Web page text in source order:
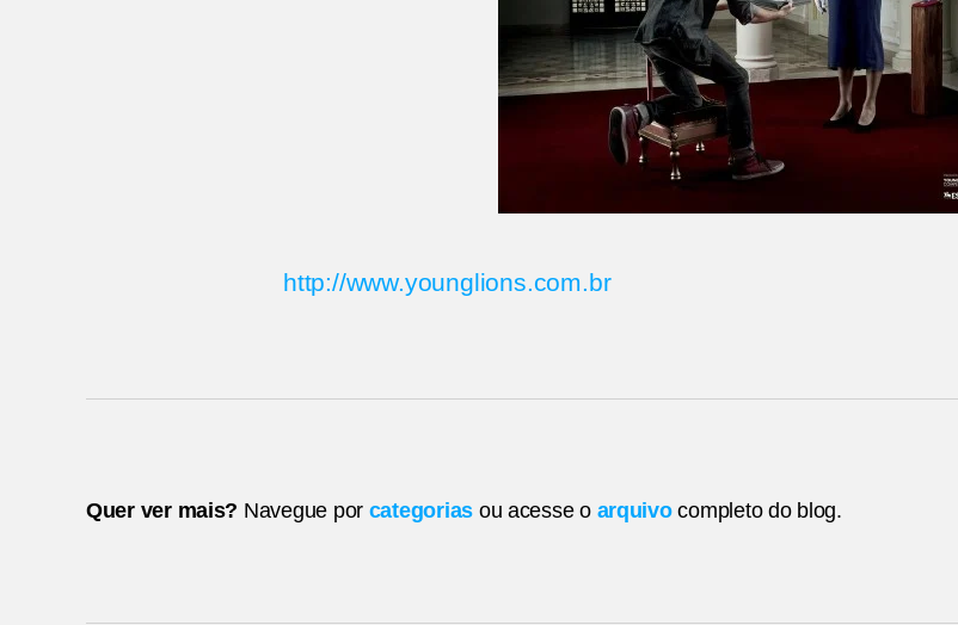
http://www.younglions.com.br
Quer ver mais? Navegue por categorias ou acesse o arquivocompleto do blog.